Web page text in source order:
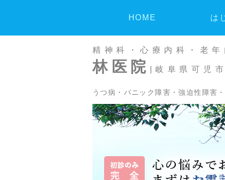
精神科・心療内科・老
林医院 |岐阜県可児市
うつ病・パニック障害・強迫性障害
HOME は